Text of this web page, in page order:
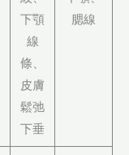
下顎
線
條、
皮膚
鬆弛
下垂
腮線